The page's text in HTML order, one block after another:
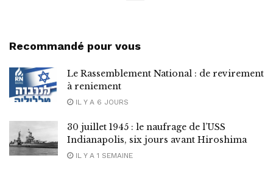
Recommandé pour vous
Le Rassemblement National : de revirement
à reniement
IL Y A 6 JOURS
30 juillet 1945 : le naufrage de l’USS
Indianapolis, six jours avant Hiroshima
IL Y A 1 SEMAINE